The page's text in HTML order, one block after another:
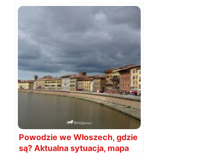
Powodzie we Włoszech, gdzie
są? Aktualna sytuacja, mapa